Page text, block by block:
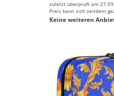
zuletzt überprüft am
Preis kann sich seitdem
Keine weiteren